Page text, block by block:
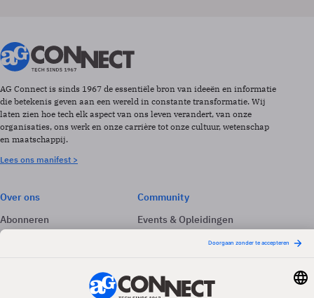
AG Connect is sinds 1967 de essentiële bron van ideeën en informatie
die betekenis geven aan een wereld in constante transformatie. Wij
laten zien hoe tech elk aspect van ons leven verandert, van onze
organisaties, ons werk en onze carrière tot onze cultuur, wetenschap
en maatschappij.
Lees ons manifest >
Over ons
Abonneren
Adverteren
Community
Events & Opleidingen